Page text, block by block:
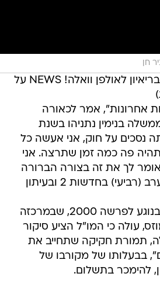
חן
(בווידאו: דן מרגלית בריאיון לאולפן וואלה! NEWS על
אחרונות", אמר לכאורה
בנימין נתניהו בשנת
ואתה נסכים על חוק, אני אעשה כל
פה כמה זמן שתרצה. אני
לך את זה בצורה הברורה
ביותר"  כך נחשף הערב (רביעי) בחדשות 2 ובעיתון
מהפרטים החדשים בנוגע לפרשה 2000, שבמרכזה
עולה כי המו"ל הציע סיקור
תמורת חקיקה שתחייב את
בבעלותו של מקורבו של
להימכר בתשלום.